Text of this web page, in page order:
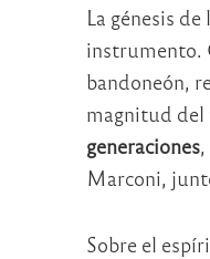
La génesis
instrumento.
bandoneón,
magnitud del
generaciones,
Marconi,
Sobre el